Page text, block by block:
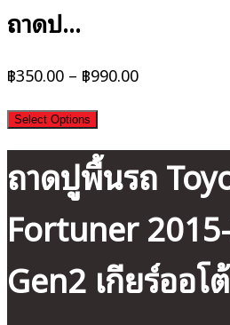
ถาดป…
฿350.00 – ฿990.00
Select Options
ถาดปูพื้นรถ
Fortuner
Gen2 เกียร์ออโต้